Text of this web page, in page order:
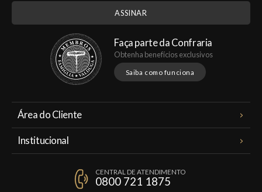
Faça parte da Confraria
Obtenha benefícios exclusivos
Saiba como funciona
Área do Cliente
Institucional
Política de PrivacidadeCENTRAL DE ATENDIMENTO
0800 721 1875